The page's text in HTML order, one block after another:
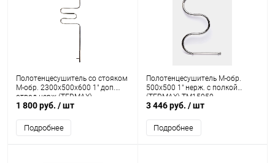
Полотенцесушитель со стояком
M-обр. 2300х500х600 1" доп.
отвод нерж.(TERMAX)
ТМ0235060
1 800 руб. / шт
Подробнее
Полотенцесушитель M-обр.
500х500 1" нерж. с полкой
(TERMAX) ТМ15050
3 446 руб. / шт
Подробнее